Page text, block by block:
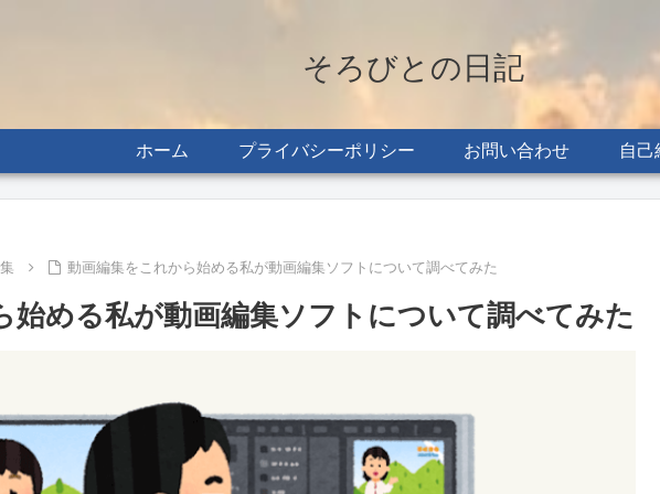
そろびとの日記
ホーム プライバシーポリシー お問い合わせ 自己
動画編集をこれから始める私が動画編集ソフトについて調べてみた
始める私が動画編集ソフトについて調べてみた